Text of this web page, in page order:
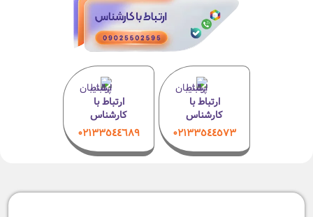
ارتباط با
کارشناس
۰٢١٣٣٥٤٤٥٧٣
ارتباط با
کارشناس
۰۲۱٣٣٥٤٤٦٨٩